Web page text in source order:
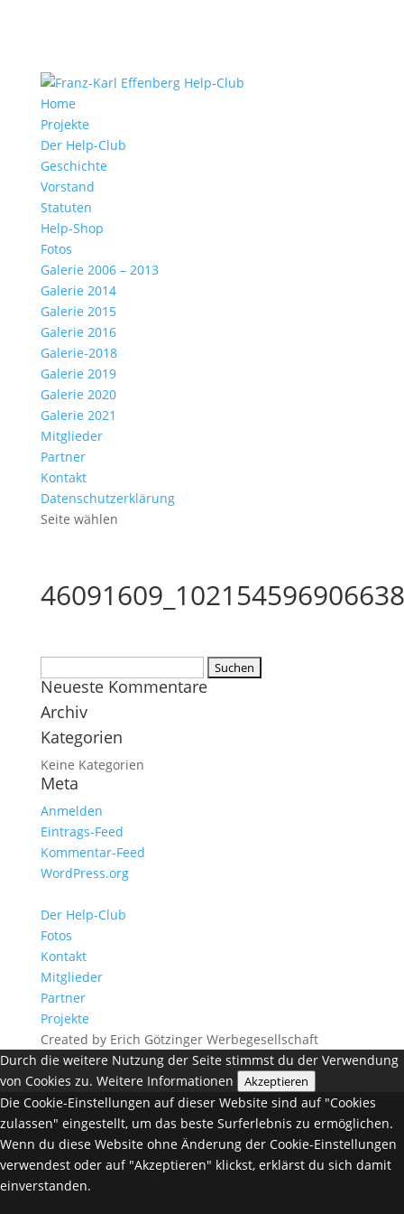
Home
Projekte
Der Help-Club
Geschichte
Vorstand
Statuten
Help-Shop
Fotos
Galerie 2006 – 2013
Galerie 2014
Galerie 2015
Galerie 2016
Galerie-2018
Galerie 2019
Galerie 2020
Galerie 2021
Mitglieder
Partner
Kontakt
Datenschutzerklärung
Seite wählen
nach:
Neueste Kommentare
Archiv
Kategorien
Keine Kategorien
Meta
Anmelden
Eintrags-Feed
Kommentar-Feed
WordPress.org
Der Help-Club
Fotos
Kontakt
Mitglieder
Partner
Projekte
Created by Erich Götzinger Werbegesellschaft
Durch die weitere Nutzung der Seite stimmst du der Verwendung
von Cookies zu. Weitere Informationen Akzeptieren
Die Cookie-Einstellungen auf dieser Website sind auf "Cookies
zulassen" eingestellt, um das beste Surferlebnis zu ermöglichen.
Wenn du diese Website ohne Änderung der Cookie-Einstellungen
verwendest oder auf "Akzeptieren" klickst, erklärst du sich damit
einverstanden.